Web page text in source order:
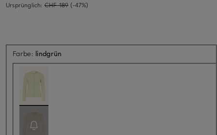
Ursprünglich: CHF 189 (-47%)
Farbe: lindgrün